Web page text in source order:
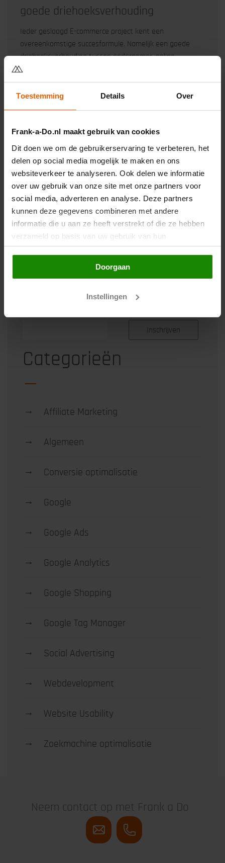
Toestemming Details Over
Frank-a-Do.nl maakt gebruik van cookies
Dit doen we om de gebruikerservaring te verbeteren, het
delen op social media mogelijk te maken en ons
websiteverkeer te analyseren. Ook delen we informatie
over uw gebruik van onze site met onze partners voor
social media, adverteren en analyse. Deze partners
kunnen deze gegevens combineren met andere
informatie die u aan ze heeft verstrekt of die ze hebben
verzameld op basis van uw gebruik van hun
services. Door op de knop "Doorgaan" te klikken of
Doorgaan
Instellingen
goede driehoeksverhouding
Ieder geslaagd E-commerce project kent een
overeenkomstige succesformule. Namelijk een goede
driehoeksverhouding tussen ondernemer, online
marketeer(s) en ict/webbouwer.
goede driehoeksverhouding
Schrijf je in
Categorieën
→ Affiliate Marketing
→ Algemeen
→ Conversie optimalisatie
→ Google
→ Google Ads
→ Google Analytics
→ Google Shopping
→ Google Tag Manager
→ Social Advertising
→ Webdevelopment
→ Website Usability
→ Zoekmachine optimalisatie
Neem contact op met Frank a Do